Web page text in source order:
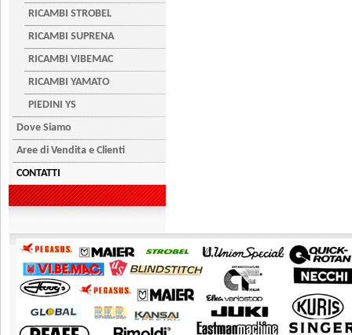
RICAMBI STROBEL
RICAMBI SUPRENA
RICAMBI VIBEMAC
RICAMBI YAMATO
PIEDINI YS
Dove Siamo
Aree di Vendita e Clienti
CONTATTI